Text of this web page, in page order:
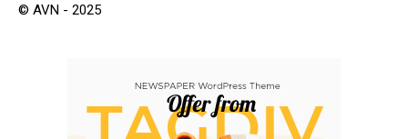
© AVN - 2025